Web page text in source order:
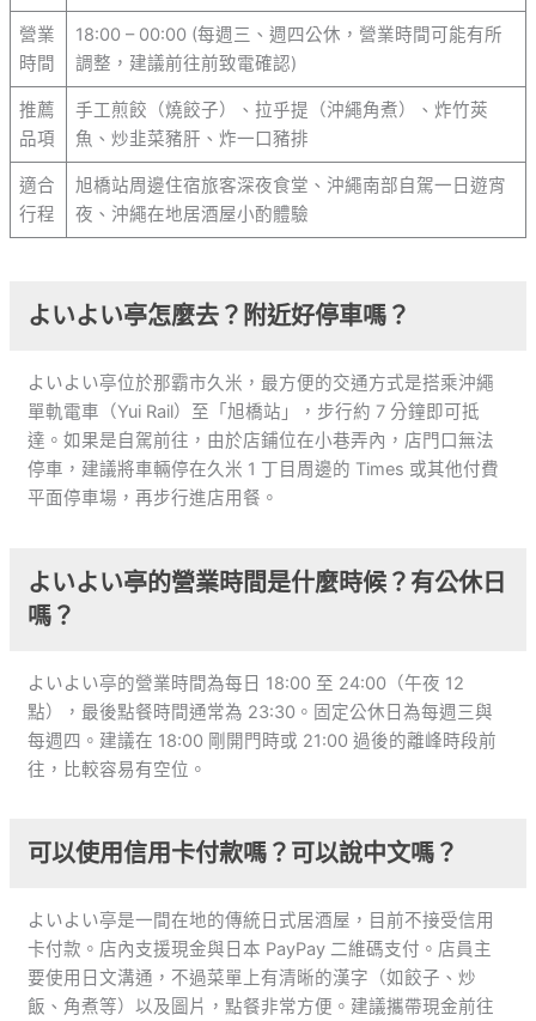
營業
時間
18:00 – 00:00 (每週三、週四公休，營業時間可能有所
調整，建議前往前致電確認)
推薦
品項
手工煎餃（燒餃子）、拉乎提（沖繩角煮）、炸竹莢
魚、炒韭菜豬肝、炸一口豬排
適合
行程
旭橋站周邊住宿旅客深夜食堂、沖繩南部自駕一日遊宵
夜、沖繩在地居酒屋小酌體驗
よいよい亭怎麼去？附近好停車嗎？
よいよい亭位於那霸市久米，最方便的交通方式是搭乘沖繩
單軌電車（Yui Rail）至「旭橋站」，步行約 7 分鐘即可抵
達。如果是自駕前往，由於店鋪位在小巷弄內，店門口無法
停車，建議將車輛停在久米 1 丁目周邊的 Times 或其他付費
平面停車場，再步行進店用餐。
よいよい亭的營業時間是什麼時候？有公休日
嗎？
よいよい亭的營業時間為每日 18:00 至 24:00（午夜 12
點），最後點餐時間通常為 23:30。固定公休日為每週三與
每週四。建議在 18:00 剛開門時或 21:00 過後的離峰時段前
往，比較容易有空位。
可以使用信用卡付款嗎？可以說中文嗎？
よいよい亭是一間在地的傳統日式居酒屋，目前不接受信用
卡付款。店內支援現金與日本 PayPay 二維碼支付。店員主
要使用日文溝通，不過菜單上有清晰的漢字（如餃子、炒
飯、角煮等）以及圖片，點餐非常方便。建議攜帶現金前往